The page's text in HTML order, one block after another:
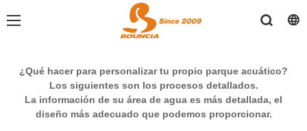
¿Qué hacer para personalizar tu propio parque acuático?
Los siguientes son los procesos detallados.
La información de su área de agua es más detallada, el
diseño más adecuado que podemos proporcionar.